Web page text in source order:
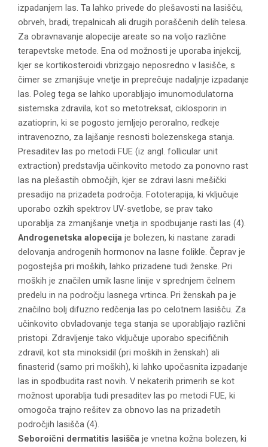
izpadanjem las. Ta lahko privede do plešavosti na lasišču,
obrveh, bradi, trepalnicah ali drugih poraščenih delih telesa.
Za obravnavanje alopecije areate so na voljo različne
terapevtske metode. Ena od možnosti je uporaba injekcij,
kjer se kortikosteroidi vbrizgajo neposredno v lasišče, s
čimer se zmanjšuje vnetje in preprečuje nadaljnje izpadanje
las. Poleg tega se lahko uporabljajo imunomodulatorna
sistemska zdravila, kot so metotreksat, ciklosporin in
azatioprin, ki se pogosto jemljejo peroralno, redkeje
intravenozno, za lajšanje resnosti bolezenskega stanja.
Presaditev las po metodi FUE (iz angl. follicular unit
extraction) predstavlja učinkovito metodo za ponovno rast
las na plešastih območjih, kjer se zdravi lasni mešički
presadijo na prizadeta področja. Fototerapija, ki vključuje
uporabo ozkih spektrov UV-svetlobe, se prav tako
uporablja za zmanjšanje vnetja in spodbujanje rasti las (4).
Androgenetska alopecija je bolezen, ki nastane zaradi
delovanja androgenih hormonov na lasne folikle. Čeprav je
pogostejša pri moških, lahko prizadene tudi ženske. Pri
moških je značilen umik lasne linije v sprednjem čelnem
predelu in na področju lasnega vrtinca. Pri ženskah pa je
značilno bolj difuzno redčenja las po celotnem lasišču. Za
učinkovito obvladovanje tega stanja se uporabljajo različni
pristopi. Zdravljenje tako vključuje uporabo specifičnih
zdravil, kot sta minoksidil (pri moških in ženskah) ali
finasterid (samo pri moških), ki lahko upočasnita izpadanje
las in spodbudita rast novih. V nekaterih primerih se kot
možnost uporablja tudi presaditev las po metodi FUE, ki
omogoča trajno rešitev za obnovo las na prizadetih
področjih lasišča (4).
Seboroični dermatitis lasišča je vnetna kožna bolezen, ki